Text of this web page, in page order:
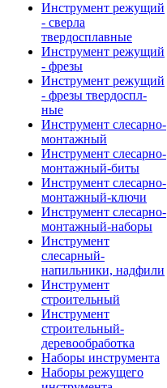
Инструмент режущий
- сверла
твердосплавные
Инструмент режущий
- фрезы
Инструмент режущий
- фрезы твердоспл-
ные
Инструмент слесарно-
монтажный
Инструмент слесарно-
монтажный-биты
Инструмент слесарно-
монтажный-ключи
Инструмент слесарно-
монтажный-наборы
Инструмент
слесарный-
напильники, надфили
Инструмент
строительный
Инструмент
строительный-
деревообработка
Наборы инструмента
Наборы режущего